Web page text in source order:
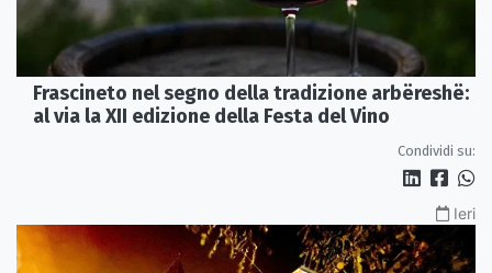
Frascineto nel segno della tradizione arbëreshë:
al via la XII edizione della Festa del Vino
Condividi su:
Ieri